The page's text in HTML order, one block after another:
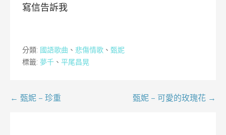
寫信告訴我
分類: 國語歌曲 、 悲傷情歌 、 甄妮
標籤: 夢千 、 平尾昌晃
文← 甄妮 – 珍重 甄妮 – 可愛的玫瑰花 →